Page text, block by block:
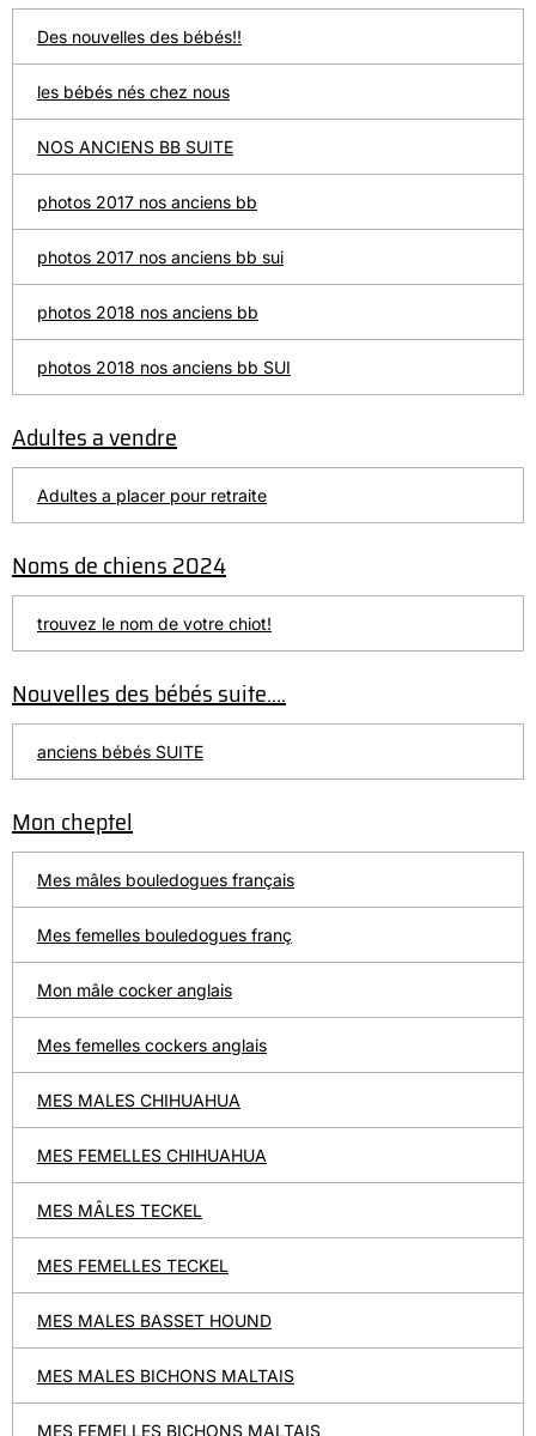
Des nouvelles des bébés!!
les bébés nés chez nous
NOS ANCIENS BB SUITE
photos 2017 nos anciens bb
photos 2017 nos anciens bb sui
photos 2018 nos anciens bb
photos 2018 nos anciens bb SUI
Adultes a vendre
Adultes a placer pour retraite
Noms de chiens 2024
trouvez le nom de votre chiot!
Nouvelles des bébés suite....
anciens bébés SUITE
Mon cheptel
Mes mâles bouledogues français
Mes femelles bouledogues franç
Mon mâle cocker anglais
Mes femelles cockers anglais
MES MALES CHIHUAHUA
MES FEMELLES CHIHUAHUA
MES MÂLES TECKEL
MES FEMELLES TECKEL
MES MALES BASSET HOUND
MES MALES BICHONS MALTAIS
MES FEMELLES BICHONS MALTAIS